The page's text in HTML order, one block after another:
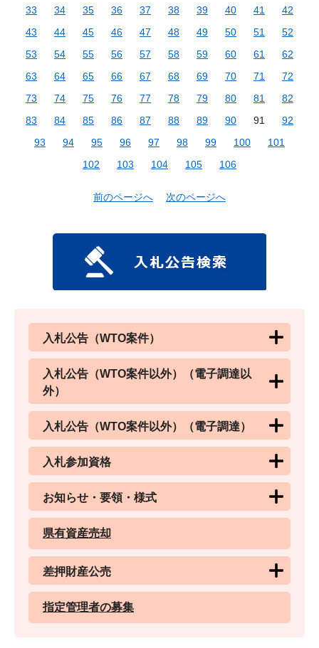
33
34 35 36 37 38 39 40 41
42
43
44 45 46 47 48 49 50 51
52
53
54 55 56 57 58 59 60 61
62
63
64 65 66 67 68 69 70 71
72
73
74 75 76 77 78 79 80 81
82
83
84 85 86 87 88 89 90 91
92
93
94 95 96 97 98 99 100
101
102
103 104 105 106
前のページへ 次のページへ
入札公告（WTO案件）
入札公告（WTO案件以外）（電子調達以
外）
入札公告（WTO案件以外）（電子調達）
入札参加資格
お知らせ・要領・様式
県有資産売却
差押財産公売
指定管理者の募集